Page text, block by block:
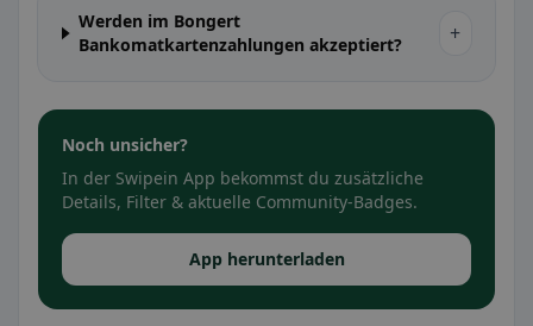
Werden im Bongert
Bankomatkartenzahlungen akzeptiert?
+
Noch unsicher?
In der Swipein App bekommst du zusätzliche
Details, Filter & aktuelle Community-Badges.
App herunterladen